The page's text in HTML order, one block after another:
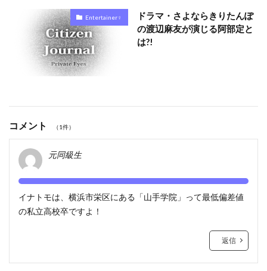
Entertainer♀
ドラマ・さよならきりたんぽ
の渡辺麻友が演じる阿部定と
は?!
コメント （1件）
元同級生
イナトモは、横浜市栄区にある「山手学院」って最低偏差値
の私立高校卒ですよ！
返信